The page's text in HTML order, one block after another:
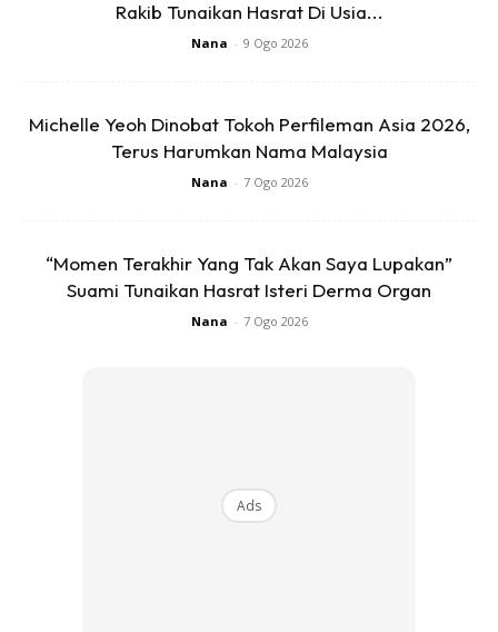
“Dalam dua tahun kebelakangan ini, banyak pendekatan
diambil termasuk pengambilan dari COS tahun ini. Kita buka
sesetengah pengkhususan dari STPM, STAM dan
(perluaskan kepada) aliran ada STAM, STPM dan
Rakib Tunaikan Hasrat Di Usia...
Nana - 9 Ogo 2026
Michelle Yeoh Dinobat Tokoh Perfileman Asia 2026,
Terus Harumkan Nama Malaysia
Nana - 7 Ogo 2026
“Momen Terakhir Yang Tak Akan Saya Lupakan”
Suami Tunaikan Hasrat Isteri Derma Organ
Nana - 7 Ogo 2026
Ads